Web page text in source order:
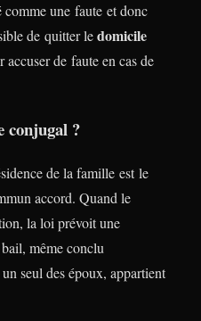
comme une faute et donc
de quitter ledomicile
accuser de faute en cas de
conjugal ?
de la famille est le
accord. Quand le
la loi prévoit une
même conclu
seul des époux, appartient